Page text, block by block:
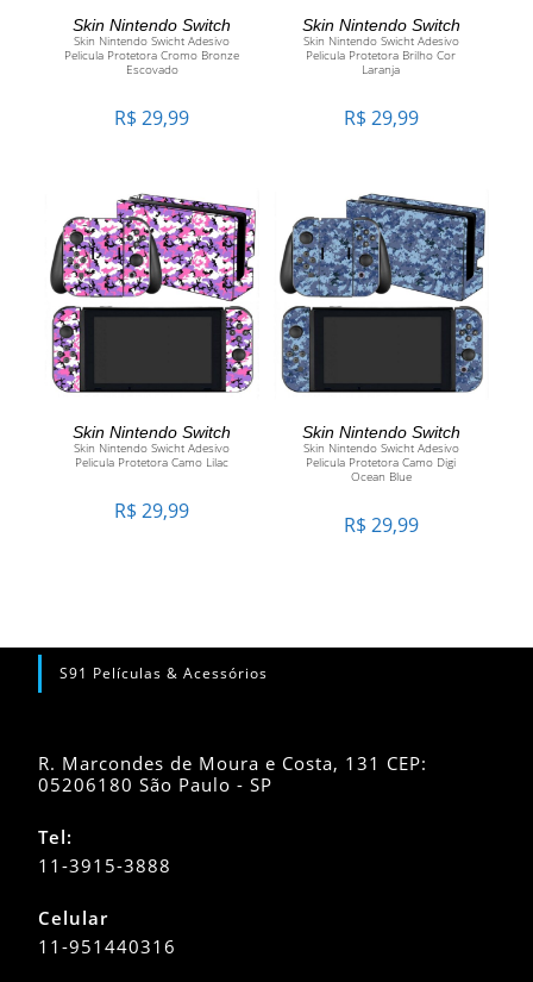
ADICIONAR AO CARRINHO
Skin Nintendo Switch
Skin Nintendo Swicht Adesivo
Pelicula Protetora Cromo Bronze
Escovado
R$ 29,99
ADICIONAR AO CARRINHO
Skin Nintendo Switch
Skin Nintendo Swicht Adesivo
Pelicula Protetora Brilho Cor
Laranja
R$ 29,99
ADICIONAR AO CARRINHO
Skin Nintendo Switch
Skin Nintendo Swicht Adesivo
Pelicula Protetora Camo Lilac
R$ 29,99
ADICIONAR AO CARRINHO
Skin Nintendo Switch
Skin Nintendo Swicht Adesivo
Pelicula Protetora Camo Digi
Ocean Blue
R$ 29,99
S91 Películas & Acessórios
R. Marcondes de Moura e Costa, 131 CEP:
05206180 São Paulo - SP
Tel:
11-3915-3888
Celular
11-951440316